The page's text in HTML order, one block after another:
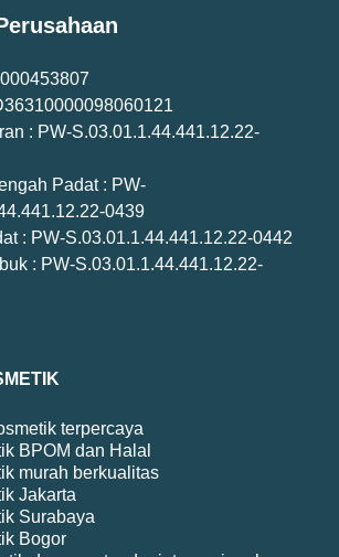
: PW-S.03.01.1.44.441.12.22-
Padat : PW-
0439
: PW-S.03.01.1.44.441.12.22-0442
: PW-S.03.01.1.44.441.12.22-
terpercaya
BPOM dan Halal
murah berkualitas
Jakarta
Surabaya
Bogor